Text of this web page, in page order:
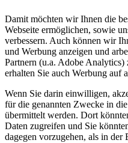
Damit möchten wir Ihnen die
Webseite ermöglichen, sowie
verbessern. Auch können wir
und Werbung anzeigen und
Partnern (u.a. Adobe Analytics)
erhalten Sie auch Werbung auf
Wenn Sie darin einwilligen,
für die genannten Zwecke in
übermittelt werden. Dort
Daten zugreifen und Sie
dagegen vorzugehen, als in der